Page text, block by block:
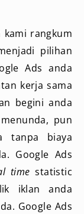
rangkum
pilihan
Ads anda
kerja sama
begini anda
pun
tanpa biaya
Google Ads
timestatistic
iklan anda
Google Ads